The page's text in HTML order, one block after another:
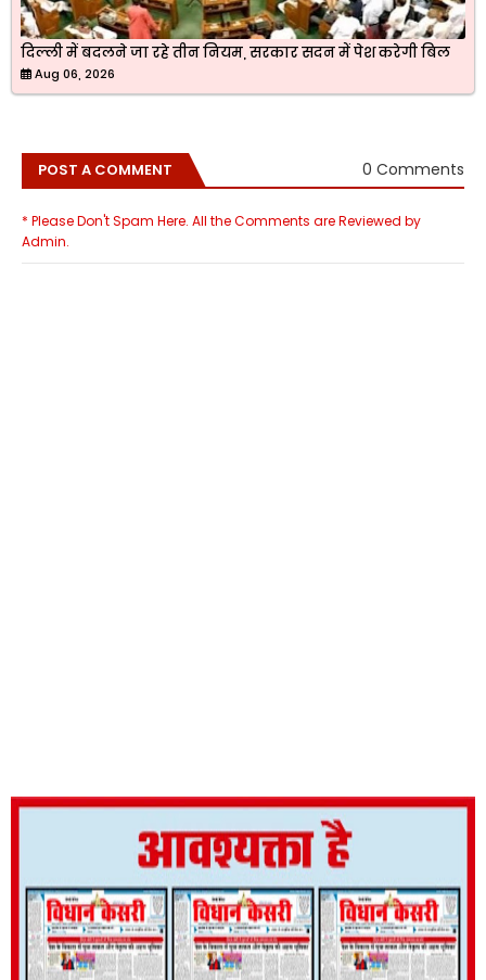
दिल्ली में बदलने जा रहे तीन नियम, सरकार सदन में पेश करेगी बिल
Aug 06, 2026
POST A COMMENT 0 Comments
* Please Don't Spam Here. All the Comments are Reviewed by
Admin.